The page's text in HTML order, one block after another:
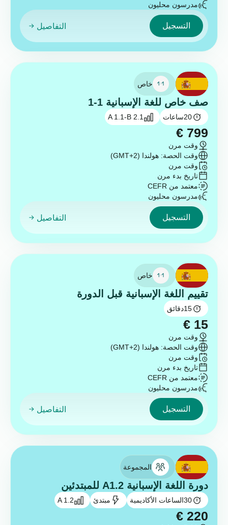
مدرسون محليون
التسجيل التفاصيل
خاص
صف خاص للغة الإسبانية 1-1
20ساعات A 1.1-B 2.1
€ 799
وقت مرن
وقت الحصة: هولندا (GMT+2)
وقت مرن
تاريخ بدء مرن
معتمد من CEFR
مدرسون محليون
التسجيل التفاصيل
خاص
تقييم اللغة الإسبانية قبل الدورة
15دقائق
€ 15
وقت مرن
وقت الحصة: هولندا (GMT+2)
وقت مرن
تاريخ بدء مرن
معتمد من CEFR
مدرسون محليون
التسجيل التفاصيل
المجموعة
دورة اللغة الإسبانية A1.2 للمبتدئين
30الساعات الأكاديمية مبتدئ A 1.2
€ 220